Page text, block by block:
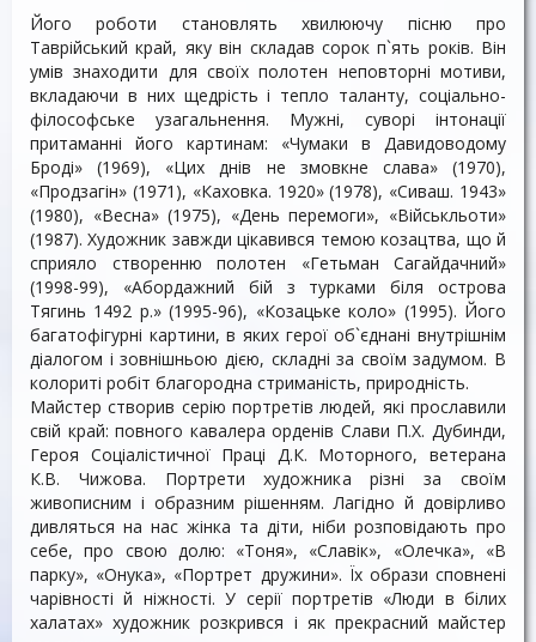
Його роботи становлять хвилюючу пісню про
Таврійський край, яку він складав сорок п`ять років. Він
умів знаходити для своїх полотен неповторні мотиви,
вкладаючи в них щедрість і тепло таланту, соціально-
філософське узагальнення. Мужні, суворі інтонації
притаманні його картинам: «Чумаки в Давидоводому
Броді» (1969), «Цих днів не змовкне слава» (1970),
«Продзагін» (1971), «Каховка. 1920» (1978), «Сиваш. 1943»
(1980), «Весна» (1975), «День перемоги», «Військльоти»
(1987). Художник завжди цікавився темою козацтва, що й
сприяло створенню полотен «Гетьман Сагайдачний»
(1998-99), «Абордажний бій з турками біля острова
Тягинь 1492 р.» (1995-96), «Козацьке коло» (1995). Його
багатофігурні картини, в яких герої об`єднані внутрішнім
діалогом і зовнішньою дією, складні за своїм задумом. В
колориті робіт благородна стриманість, природність.
Майстер створив серію портретів людей, які прославили
свій край: повного кавалера орденів Слави П.Х. Дубинди,
Героя Соціалістичної Праці Д.К. Моторного, ветерана
К.В. Чижова. Портрети художника різні за своїм
живописним і образним рішенням. Лагідно й довірливо
дивляться на нас жінка та діти, ніби розповідають про
себе, про свою долю: «Тоня», «Славік», «Олечка», «В
парку», «Онука», «Портрет дружини». Їх образи сповнені
чарівності й ніжності. У серії портретів «Люди в білих
халатах» художник розкрився і як прекрасний майстер